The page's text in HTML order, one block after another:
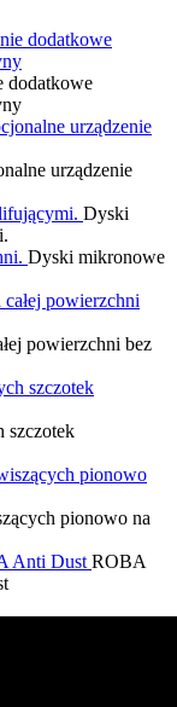
dodatkowe
urządzenie
Dyski
Dyski mikronowe
powierzchni bez
szczotek
pionowo na
ROBA